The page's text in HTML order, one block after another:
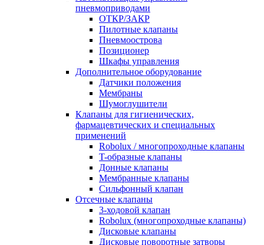
пневмоприводами
ОТКР/ЗАКР
Пилотные клапаны
Пневмоострова
Позиционер
Шкафы управления
Дополнительное оборудование
Датчики положения
Мембраны
Шумоглушители
Клапаны для гигиенических,
фармацевтических и специальных
применений
Robolux / многопроходные клапаны
T-образные клапаны
Донные клапаны
Мембранные клапаны
Сильфонный клапан
Отсечные клапаны
3-ходовой клапан
Robolux (многопроходные клапаны)
Дисковые клапаны
Дисковые поворотные затворы